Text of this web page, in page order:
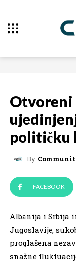
Otvoreni
političku
By
FACEBOOK
Albanija i Srbija
Jugoslavije,
proglašena
snažne